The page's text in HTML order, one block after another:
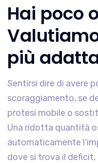
Hai poco
più
Sentirsi dire di avere
scoraggiamento, se
protesi mobile o
Una ridotta quantità
automaticamente
dove si trova il